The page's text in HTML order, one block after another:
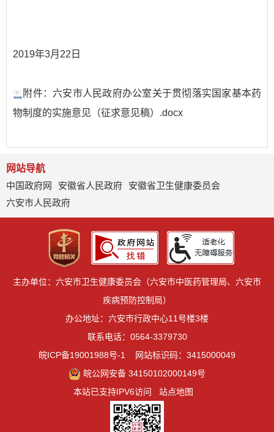
2019年3月22日
附件：六安市人民政府办公室关于贯彻落实国家基本药
物制度的实施意见（征求意见稿）.docx
网站导航
中国政府网
安徽省人民政府
安徽省卫生健康委员会
六安市人民政府
主办单位：六安市卫生健康委员会（六安市中医药管理局、六安市
疾病预防控制局）
办公地址：六安市行政中心11号楼3楼
联系电话：0564-3379730
皖ICP备19001988号-1
网站标识码：3415000049
皖公网安备 34150102000149号
本站已支持IPV6访问
站点地图